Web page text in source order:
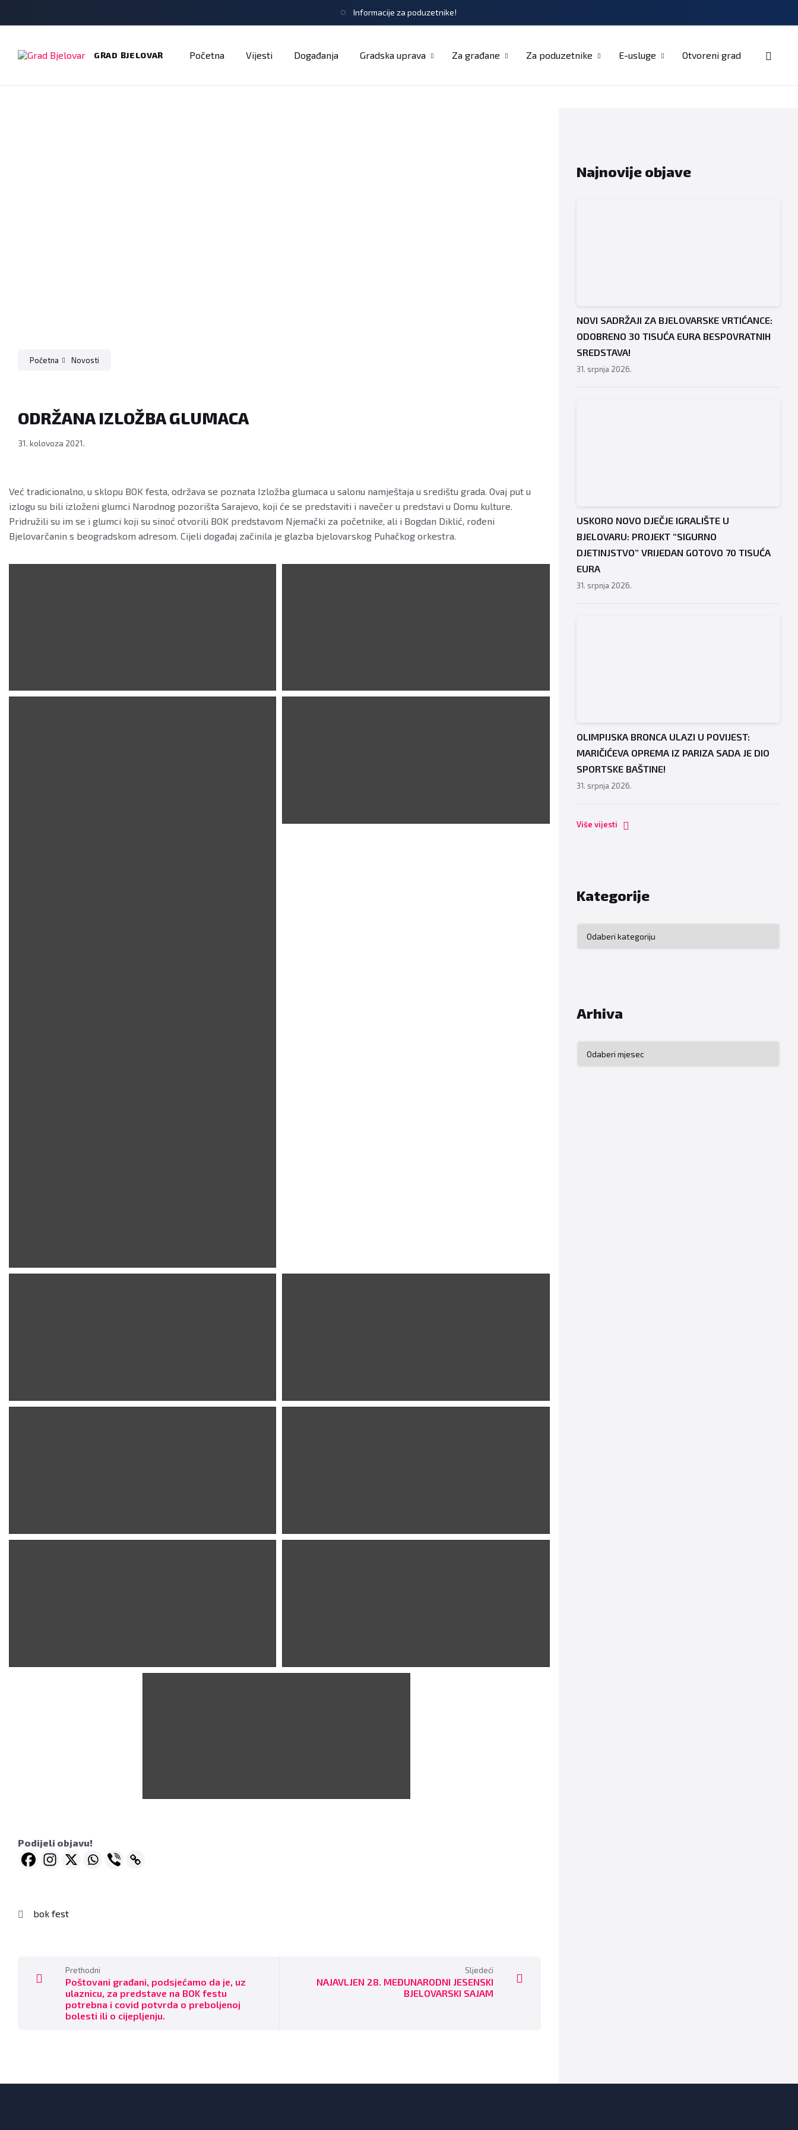
Informacije za poduzetnike!
GRAD BJELOVAR
Početna Vijesti Događanja Gradska uprava Za građane Za poduzetnike E-usluge Otvoreni grad
Početna Novosti
ODRŽANA IZLOŽBA GLUMACA
31. kolovoza 2021.
Već tradicionalno, u sklopu BOK festa, održava se poznata Izložba glumaca u salonu namještaja u središtu grada. Ovaj put u
izlogu su bili izloženi glumci Narodnog pozorišta Sarajevo, koji će se predstaviti i navečer u predstavi u Domu kulture.
Pridružili su im se i glumci koji su sinoć otvorili BOK predstavom Njemački za početnike, ali i Bogdan Diklić, rođeni
Bjelovarčanin s beogradskom adresom. Cijeli događaj začinila je glazba bjelovarskog Puhačkog orkestra.
Podijeli objavu!
bok fest
Prethodni
Poštovani građani, podsjećamo da je, uz
ulaznicu, za predstave na BOK festu
potrebna i covid potvrda o preboljenoj
bolesti ili o cijepljenju.
Sljedeći
NAJAVLJEN 28. MEĐUNARODNI JESENSKI
BJELOVARSKI SAJAM
Najnovije objave
NOVI SADRŽAJI ZA BJELOVARSKE VRTIĆANCE:
ODOBRENO 30 TISUĆA EURA BESPOVRATNIH
SREDSTAVA!
31. srpnja 2026.
USKORO NOVO DJEČJE IGRALIŠTE U
BJELOVARU: PROJEKT “SIGURNO
DJETINJSTVO” VRIJEDAN GOTOVO 70 TISUĆA
EURA
31. srpnja 2026.
OLIMPIJSKA BRONCA ULAZI U POVIJEST:
MARIČIĆEVA OPREMA IZ PARIZA SADA JE DIO
SPORTSKE BAŠTINE!
31. srpnja 2026.
Više vijesti
Kategorije
Arhiva